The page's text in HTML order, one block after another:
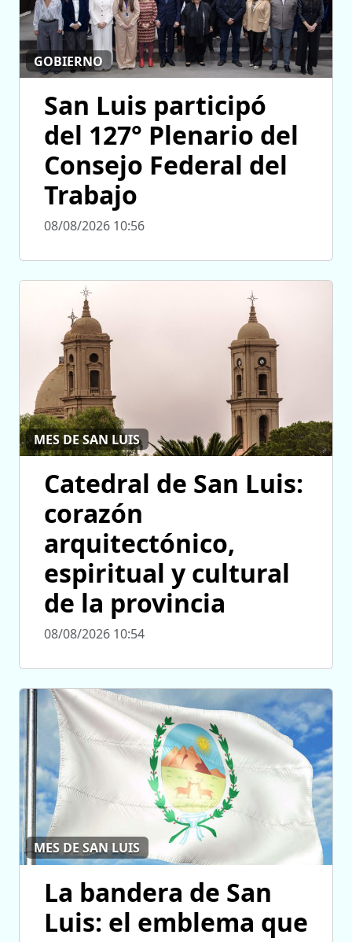
GOBIERNO
San Luis participó
del 127° Plenario del
Consejo Federal del
Trabajo
08/08/2026 10:56
MES DE SAN LUIS
Catedral de San Luis:
corazón
arquitectónico,
espiritual y cultural
de la provincia
08/08/2026 10:54
MES DE SAN LUIS
La bandera de San
Luis: el emblema que